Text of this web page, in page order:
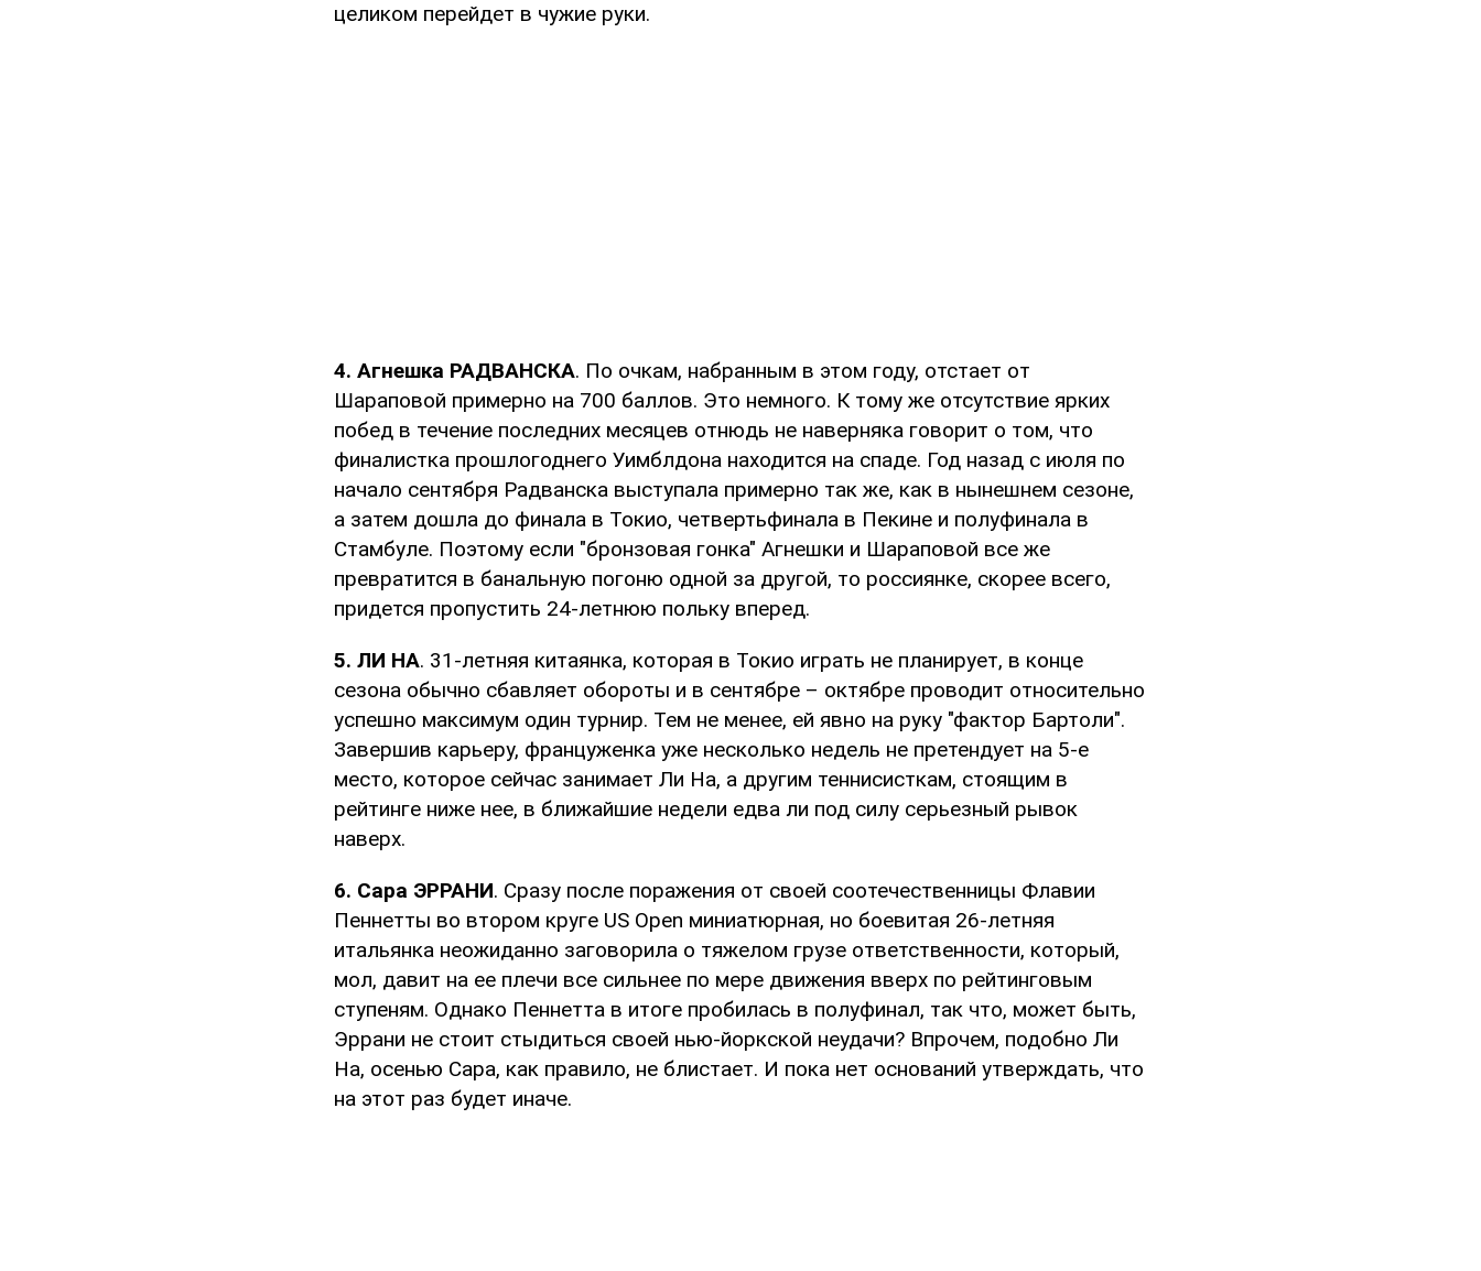
целиком перейдет в чужие руки.
4. Агнешка РАДВАНСКА. По очкам, набранным в этом году, отстает от
Шараповой примерно на 700 баллов. Это немного. К тому же отсутствие ярких
побед в течение последних месяцев отнюдь не наверняка говорит о том, что
финалистка прошлогоднего Уимблдона находится на спаде. Год назад с июля по
начало сентября Радванска выступала примерно так же, как в нынешнем сезоне,
а затем дошла до финала в Токио, четвертьфинала в Пекине и полуфинала в
Стамбуле. Поэтому если "бронзовая гонка" Агнешки и Шараповой все же
превратится в банальную погоню одной за другой, то россиянке, скорее всего,
придется пропустить 24-летнюю польку вперед.
5. ЛИ НА. 31-летняя китаянка, которая в Токио играть не планирует, в конце
сезона обычно сбавляет обороты и в сентябре – октябре проводит относительно
успешно максимум один турнир. Тем не менее, ей явно на руку "фактор Бартоли".
Завершив карьеру, француженка уже несколько недель не претендует на 5-е
место, которое сейчас занимает Ли На, а другим теннисисткам, стоящим в
рейтинге ниже нее, в ближайшие недели едва ли под силу серьезный рывок
наверх.
6. Сара ЭРРАНИ. Сразу после поражения от своей соотечественницы Флавии
Пеннетты во втором круге US Open миниатюрная, но боевитая 26-летняя
итальянка неожиданно заговорила о тяжелом грузе ответственности, который,
мол, давит на ее плечи все сильнее по мере движения вверх по рейтинговым
ступеням. Однако Пеннетта в итоге пробилась в полуфинал, так что, может быть,
Эррани не стоит стыдиться своей нью-йоркской неудачи? Впрочем, подобно Ли
На, осенью Сара, как правило, не блистает. И пока нет оснований утверждать, что
на этот раз будет иначе.